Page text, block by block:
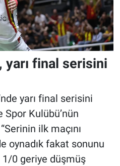
yarı final serisini
yarı final serisini
Kulübü’nün
ilk maçını
oynadık fakat sonunu
1/0 geriye düşmüş